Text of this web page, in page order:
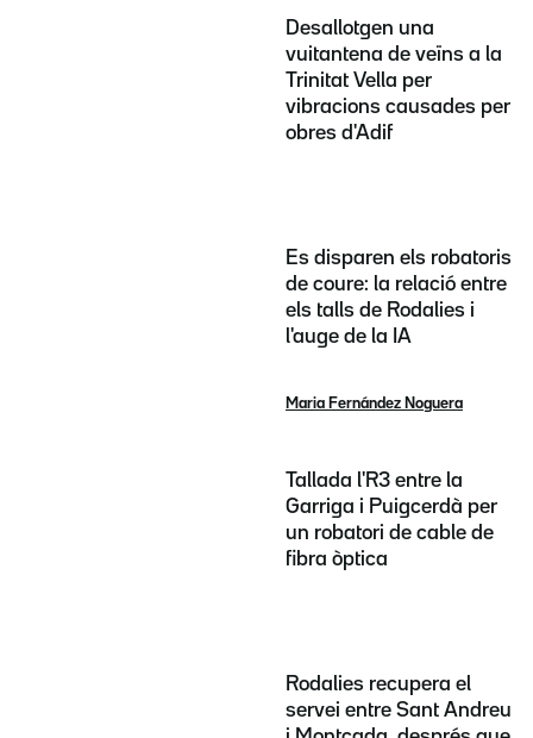
Desallotgen una
vuitantena de veïns a la
Trinitat Vella per
vibracions causades per
obres d'Adif
Es disparen els robatoris
de coure: la relació entre
els talls de Rodalies i
l'auge de la IA
Maria Fernández Noguera
Tallada l'R3 entre la
Garriga i Puigcerdà per
un robatori de cable de
fibra òptica
Rodalies recupera el
servei entre Sant Andreu